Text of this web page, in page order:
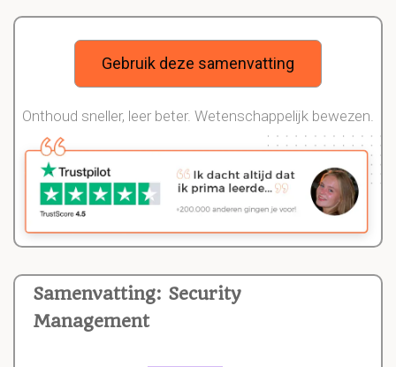
Samenvatting: Security
Management
Gebruik deze samenvatting
Onthoud sneller, leer beter. Wetenschappelijk bewezen.